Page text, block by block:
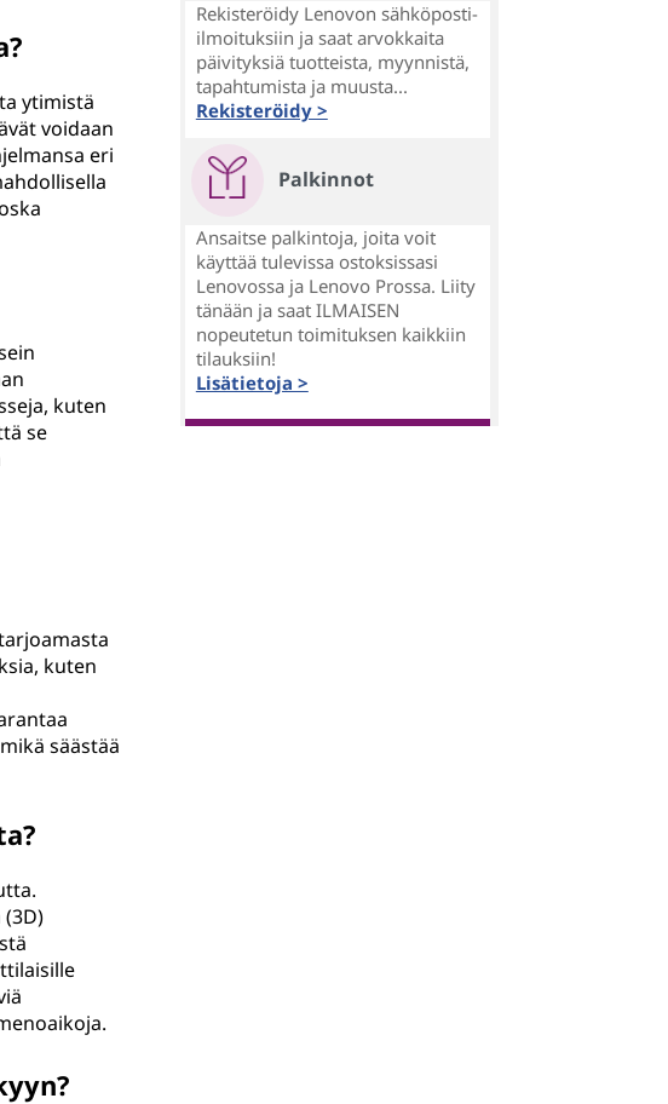
ytimistä
voidaan
eri
kuten
se
kuten
säästää
Rekisteröidy Lenovon sähköposti-
ilmoituksiin ja saat arvokkaita
päivityksiä tuotteista, myynnistä,
tapahtumista ja muusta...
Rekisteröidy >
Palkinnot
Ansaitse palkintoja, joita voit
käyttää tulevissa ostoksissasi
Lenovossa ja Lenovo Prossa. Liity
tänään ja saat ILMAISEN
nopeutetun toimituksen kaikkiin
tilauksiin!
Lisätietoja >